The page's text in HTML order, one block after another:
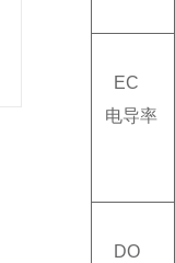
EC
电导率
DO